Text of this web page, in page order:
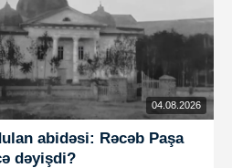
04.08.2026
abidəsi: Rəcəb Paşa
dəyişdi?